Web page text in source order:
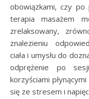
obowiązkami, czy
terapia masażem
zrelaksowany,
znalezieniu
ciała i umysłu do
odprężenie po
korzyściami
się ze stresem i